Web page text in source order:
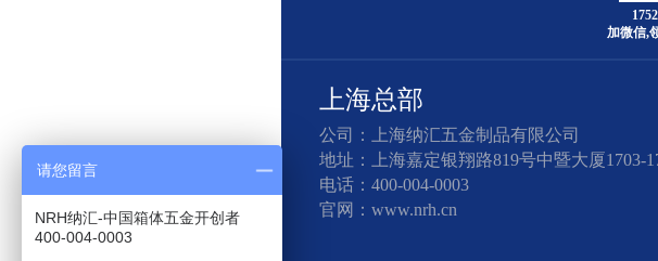
加微信,
上海总部
公司：上海纳汇五金制品有限公司
地址：上海嘉定银翔路819号中暨大厦1703-
电话：400-004-0003
官网：www.nrh.cn
请您留言
NRH纳汇-中国箱体五金开创者
400-004-0003